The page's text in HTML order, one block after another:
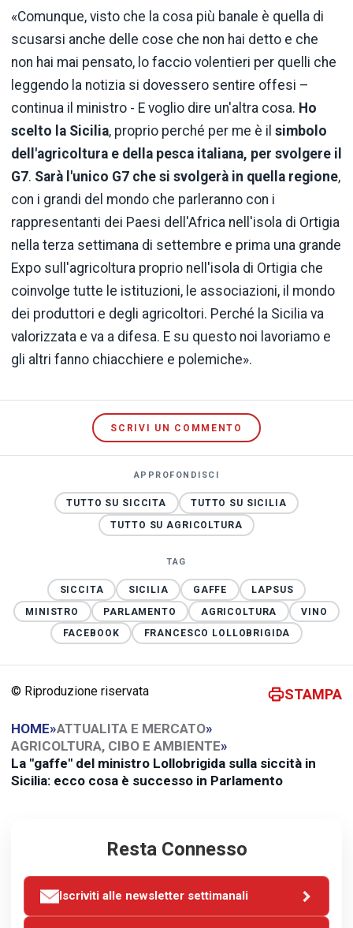
«Comunque, visto che la cosa più banale è quella di
scusarsi anche delle cose che non hai detto e che
non hai mai pensato, lo faccio volentieri per quelli che
leggendo la notizia si dovessero sentire offesi –
continua il ministro - E voglio dire un'altra cosa. Ho
scelto la Sicilia, proprio perché per me è il simbolo
dell'agricoltura e della pesca italiana, per svolgere il
G7. Sarà l'unico G7 che si svolgerà in quella regione,
con i grandi del mondo che parleranno con i
rappresentanti dei Paesi dell'Africa nell'isola di Ortigia
nella terza settimana di settembre e prima una grande
Expo sull'agricoltura proprio nell'isola di Ortigia che
coinvolge tutte le istituzioni, le associazioni, il mondo
dei produttori e degli agricoltori. Perché la Sicilia va
valorizzata e va a difesa. E su questo noi lavoriamo e
gli altri fanno chiacchiere e polemiche».
SCRIVI UN COMMENTO
APPROFONDISCI
TUTTO SU SICCITA
TUTTO SU SICILIA
TUTTO SU AGRICOLTURA
TAG
SICCITA SICILIA GAFFE
LAPSUS
MINISTRO
PARLAMENTO AGRICOLTURA
VINO
FACEBOOK
FRANCESCO LOLLOBRIGIDA
© Riproduzione riservata STAMPA
HOME»ATTUALITA E MERCATO»
AGRICOLTURA, CIBO E AMBIENTE»
La "gaffe" del ministro Lollobrigida sulla siccità in
Sicilia: ecco cosa è successo in Parlamento
Resta Connesso
Iscriviti alle newsletter settimanali